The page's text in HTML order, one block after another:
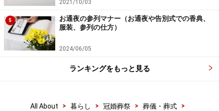
故人と親しい場合、最後に会ってお別れをしたいという
気持ちになるでしょう。対面するときは、必ず遺族の許
可を得ること。勝手に棺の中を覗いてはいけません。許
可を得たら、故人へ近づき手を合わせ一礼して対面しま
す。｢安らかなお顔ですね」など、遺族をいたわる言葉と
「ありがとうございました」というお礼の言葉を忘れず
2021/10/03
5
お通夜の参列マナー（お通夜や告別式での香典、
服装、参列の仕方）
2024/06/05
ランキングをもっと見る
All About > 暮らし > 冠婚葬祭 > 葬儀・葬式
>